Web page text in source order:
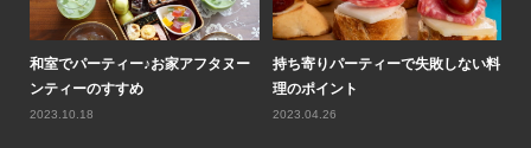
和室でパーティー♪お家アフタヌー
ンティーのすすめ
2023.10.18
持ち寄りパーティーで失敗しない料
理のポイント
2023.04.26